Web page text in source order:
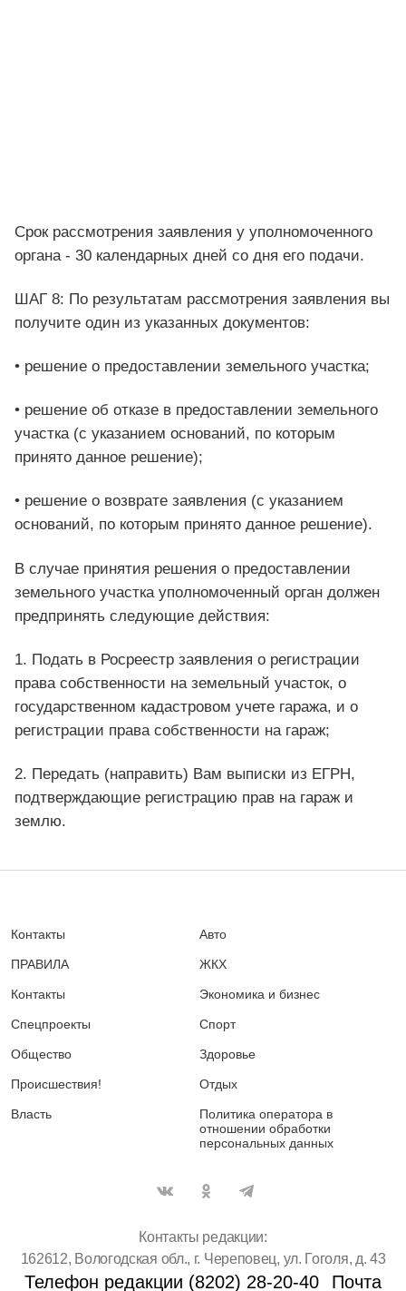
Срок рассмотрения заявления у уполномоченного
органа - 30 календарных дней со дня его подачи.
ШАГ 8: По результатам рассмотрения заявления вы
получите один из указанных документов:
• решение о предоставлении земельного участка;
• решение об отказе в предоставлении земельного
участка (с указанием оснований, по которым
принято данное решение);
• решение о возврате заявления (с указанием
оснований, по которым принято данное решение).
В случае принятия решения о предоставлении
земельного участка уполномоченный орган должен
предпринять следующие действия:
1. Подать в Росреестр заявления о регистрации
права собственности на земельный участок, о
государственном кадастровом учете гаража, и о
регистрации права собственности на гараж;
2. Передать (направить) Вам выписки из ЕГРН,
подтверждающие регистрацию прав на гараж и
землю.
Контакты
ПРАВИЛА
Контакты
Спецпроекты
Общество
Происшествия!
Власть
Авто
ЖКХ
Экономика и бизнес
Спорт
Здоровье
Отдых
Политика оператора в
отношении обработки
персональных данных
Контакты редакции:
162612, Вологодская обл., г. Череповец, ул. Гоголя, д. 43
Телефон редакции (8202) 28-20-40 Почта